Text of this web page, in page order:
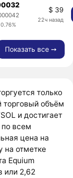
$ 39
22ч назад
Показать все ➙
только
объём
и достигает
всем
цена на
на отметке
Equium
или 2,62